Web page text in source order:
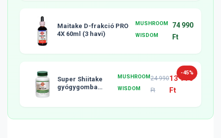
Maitake D-frakció PRO
4X 60ml (3 havi)
MUSHROOM
WISDOM
74 990
Ft
-45%
Super Shiitake
gyógygomba
MUSHROOM
WISDOM
24 990
Ft
13 990
Ft